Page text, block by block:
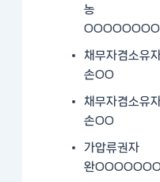
농
채무자겸소유
손OO
채무자겸소유
손OO
가압류권자
완